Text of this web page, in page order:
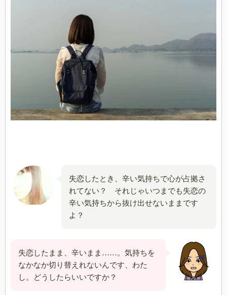
失恋したとき、辛い気持ちで心が占拠さ
れてない？ それじゃいつまでも失恋の
辛い気持ちから抜け出せないままです
よ？
失恋したまま、辛いまま……。気持ちを
なかなか切り替えれないんです、わた
し。どうしたらいいですか？